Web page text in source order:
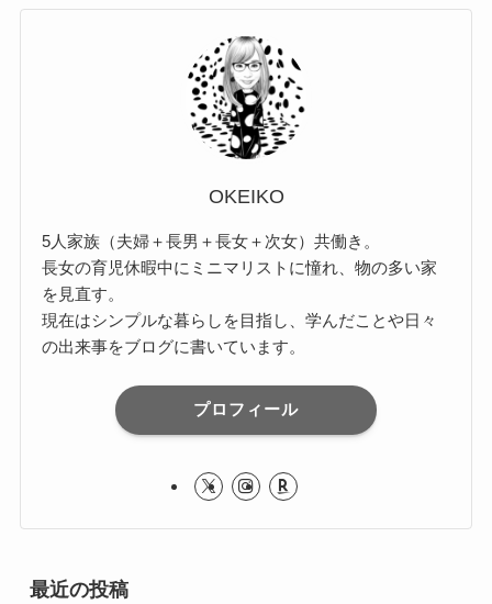
OKEIKO
5人家族（夫婦＋長男＋長女＋次女）共働き。
長女の育児休暇中にミニマリストに憧れ、物の多い家
を見直す。
現在はシンプルな暮らしを目指し、学んだことや日々
の出来事をブログに書いています。
プロフィール
最近の投稿